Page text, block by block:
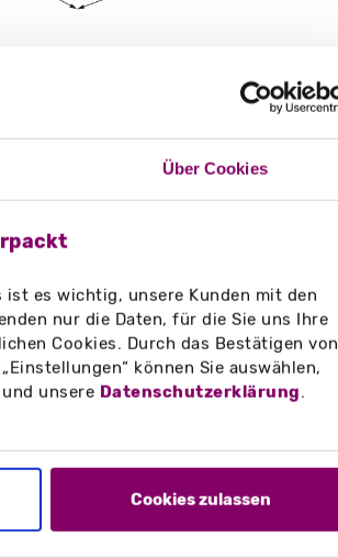
Über Cookies
ist es wichtig, unsere Kunden mit den
nur die Daten, für die Sie uns Ihre
Cookies. Durch das Bestätigen von
können Sie auswählen,
und unsere Datenschutzerklärung.
Cookies zulassen